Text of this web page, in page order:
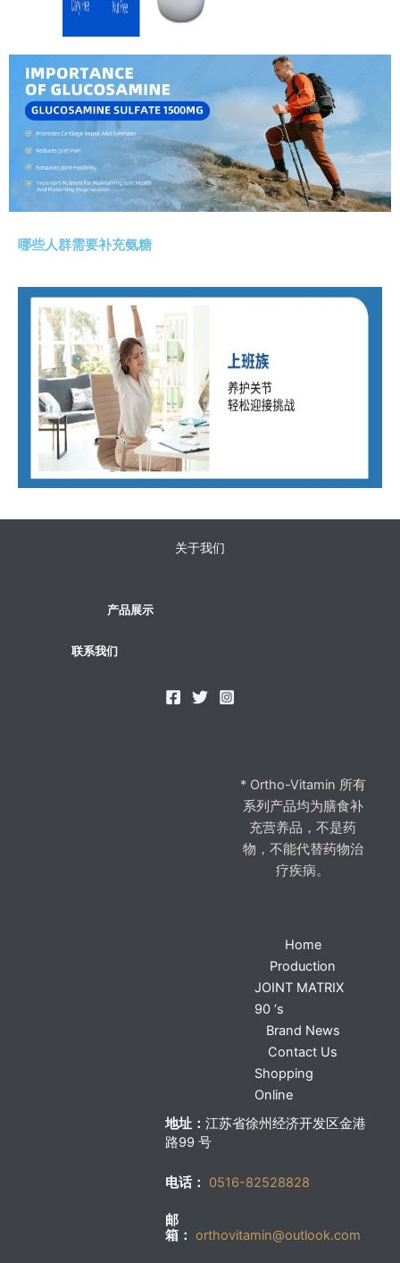
哪些人群需要补充氨糖
关于我们
产品展示
联系我们
* Ortho-Vitamin 所有
系列产品均为膳食补
充营养品，不是药
物，不能代替药物治
疗疾病。
Home
Production
JOINT MATRIX
90 ‘s
Brand News
Contact Us
Shopping
Online
地址： 江苏省徐州经济开发区金港
路99 号
电话： 0516-82528828
邮
箱： orthovitamin@outlook.com